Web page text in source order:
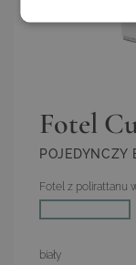
Fotel
POJEDYNCZY
Fotel z polirattanu
Kolor
biały